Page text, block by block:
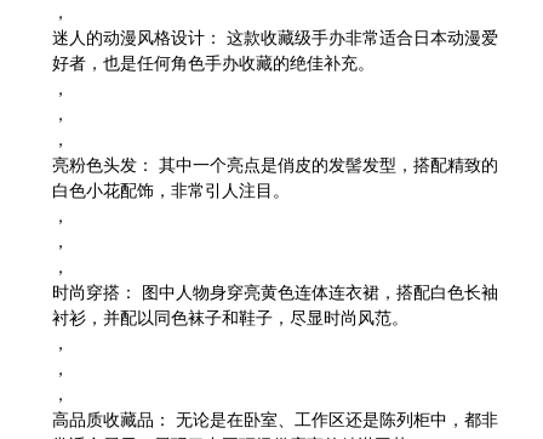
，
迷人的动漫风格设计： 这款收藏级手办非常适合日本动漫爱
好者，也是任何角色手办收藏的绝佳补充。
，
，
，
亮粉色头发： 其中一个亮点是俏皮的发髻发型，搭配精致的
白色小花配饰，非常引人注目。
，
，
，
时尚穿搭： 图中人物身穿亮黄色连体连衣裙，搭配白色长袖
衬衫，并配以同色袜子和鞋子，尽显时尚风范。
，
，
，
高品质收藏品： 无论是在卧室、工作区还是陈列柜中，都非